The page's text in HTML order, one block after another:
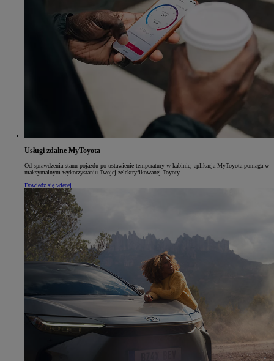
Usługi zdalne MyToyota
Od sprawdzenia stanu pojazdu po ustawienie temperatury w kabinie, aplikacja MyToyota pomaga w
maksymalnym wykorzystaniu Twojej zelektryfikowanej Toyoty.
Dowiedz się więcej